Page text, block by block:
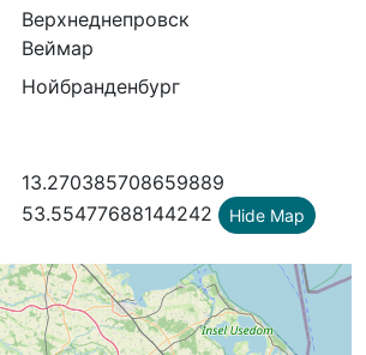
Верхнеднепровск
Веймар
Нойбранденбург
13.270385708659889
53.55477688144242 Hide Map